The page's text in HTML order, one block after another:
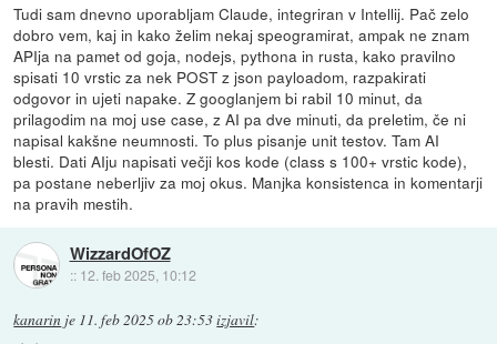
Tudi sam dnevno uporabljam Claude, integriran v Intellij. Pač zelo
dobro vem, kaj in kako želim nekaj speogramirat, ampak ne znam
APIja na pamet od goja, nodejs, pythona in rusta, kako pravilno
spisati 10 vrstic za nek POST z json payloadom, razpakirati
odgovor in ujeti napake. Z googlanjem bi rabil 10 minut, da
prilagodim na moj use case, z AI pa dve minuti, da preletim, če ni
napisal kakšne neumnosti. To plus pisanje unit testov. Tam AI
blesti. Dati AIju napisati večji kos kode (class s 100+ vrstic kode),
pa postane neberljiv za moj okus. Manjka konsistenca in komentarji
na pravih mestih.
WizzardOfOZ
:: 12. feb 2025, 10:12
kanarin je 11. feb 2025 ob 23:53izjavil: